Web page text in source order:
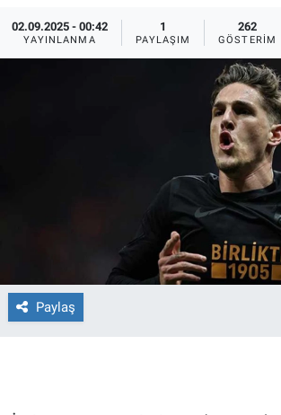
02.09.2025 - 00:42
YAYINLANMA
1
PAYLAŞIM
262
GÖSTERIM
Paylaş
Eğlence
Gün Başlıyor
Gün Bitiyor